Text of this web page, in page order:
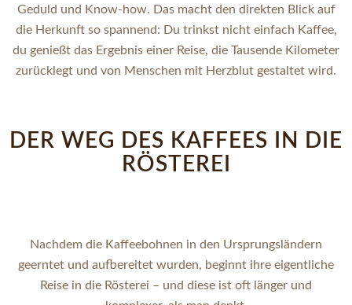
Geduld und Know-how. Das macht den direkten Blick auf
die Herkunft so spannend: Du trinkst nicht einfach Kaffee,
du genießt das Ergebnis einer Reise, die Tausende Kilometer
zurücklegt und von Menschen mit Herzblut gestaltet wird.
DER WEG DES KAFFEES IN DIE
RÖSTEREI
Nachdem die Kaffeebohnen in den Ursprungsländern
geerntet und aufbereitet wurden, beginnt ihre eigentliche
Reise in die Rösterei – und diese ist oft länger und